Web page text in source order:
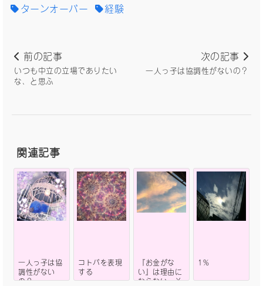
ターンオーバー
経験
前の記事
いつも中立の立場でありたい
な、と思ふ
次の記事
一人っ子は協調性がないの？
関連記事
一人っ子は協
調性がない
の？
コトバを表現
する
『お金がな
い』は理由に
ならない〜そ
1%